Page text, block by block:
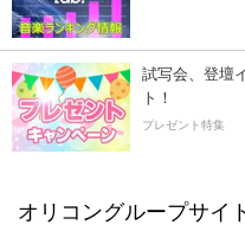
試写会、登壇
ト！
プレゼント特集
オリコングループサイ